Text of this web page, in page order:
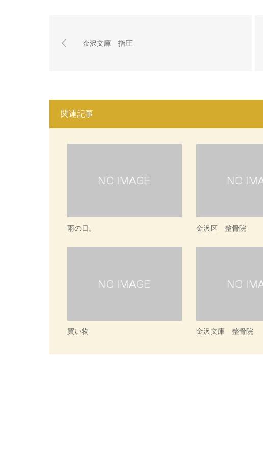
金沢文庫 指圧
関連記事
雨の日。 金沢区 整骨院
買い物 金沢文庫 整骨院